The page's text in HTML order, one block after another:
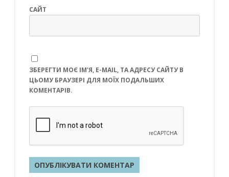
САЙТ
ЗБЕРЕГТИ МОЄ ІМ'Я, E-MAIL, ТА АДРЕСУ САЙТУ В
ЦЬОМУ БРАУЗЕРІ ДЛЯ МОЇХ ПОДАЛЬШИХ
КОМЕНТАРІВ.